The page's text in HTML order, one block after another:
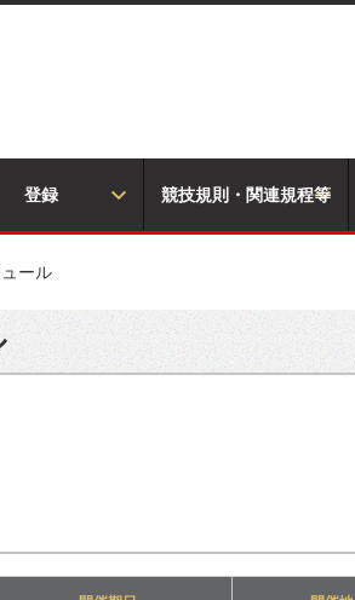
登録 競技規則・関連規程等
ール